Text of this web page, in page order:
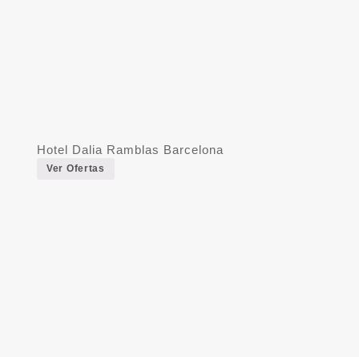
Hotel Dalia Ramblas Barcelona
Ver Ofertas